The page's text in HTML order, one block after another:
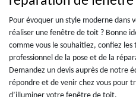
Pour évoquer un style moderne dans
réaliser une fenêtre de toit ? Bonne
comme vous le souhaitiez, confiez
professionnel de la pose et de la
Demandez un devis auprès de notre
répondre et de venir chez vous pour